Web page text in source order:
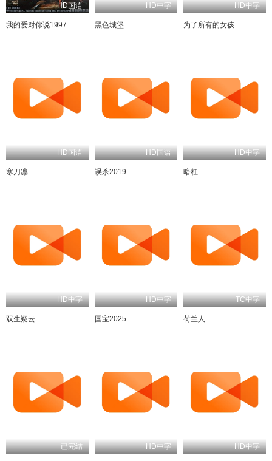
HD国语
我的爱对你说1997
HD中字
黑色城堡
HD中字
为了所有的女孩
HD国语
寒刀凛
HD国语
误杀2019
HD中字
暗杠
HD中字
双生疑云
HD中字
国宝2025
TC中字
荷兰人
已完结 HD中字 HD中字